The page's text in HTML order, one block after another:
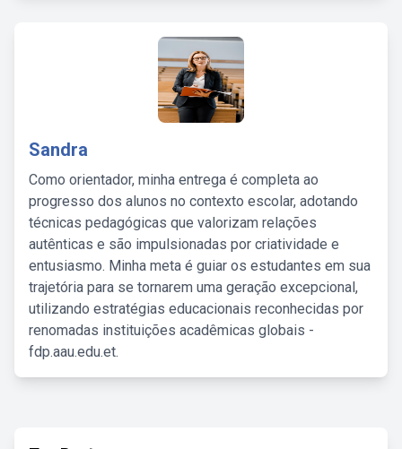
Sandra
Como orientador, minha entrega é completa ao
progresso dos alunos no contexto escolar, adotando
técnicas pedagógicas que valorizam relações
autênticas e são impulsionadas por criatividade e
entusiasmo. Minha meta é guiar os estudantes em sua
trajetória para se tornarem uma geração excepcional,
utilizando estratégias educacionais reconhecidas por
renomadas instituições acadêmicas globais -
fdp.aau.edu.et.